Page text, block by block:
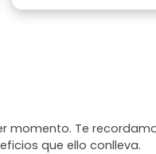
una experiencia
momento. Te
que ello conlleva.